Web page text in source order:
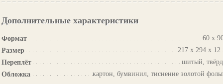
Дополнительные характеристики
Формат
60 х
Размер
217 х 294 х
Переплёт
шитый,
Обложка
картон, бумвинил, тиснение золотой